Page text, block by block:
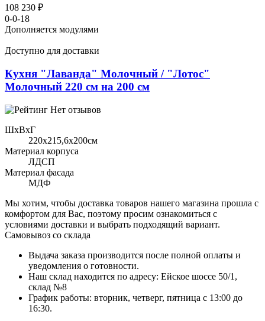
108 230 ₽
0-0-18
Дополняется модулями
Доступно для доставки
Кухня "Лаванда" Молочный / "Лотос"
Молочный 220 см на 200 см
Нет отзывов
ШхВхГ
220x215,6х200см
Материал корпуса
ЛДСП
Материал фасада
МДФ
Мы хотим, чтобы доставка товаров нашего магазина прошла с
комфортом для Вас, поэтому просим ознакомиться с
условиями доставки и выбрать подходящий вариант.
Самовывоз со склада
Выдача заказа производится после полной оплаты и
уведомления о готовности.
Наш склад находится по адресу: Ейское шоссе 50/1,
склад №8
График работы: вторник, четверг, пятница с 13:00 до
16:30.